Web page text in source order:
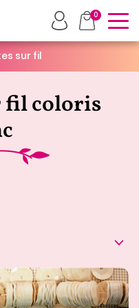
0
sur fil
fil coloris